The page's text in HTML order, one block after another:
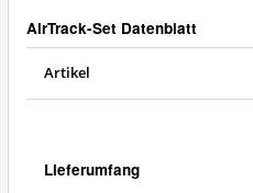
Zusammenfassung:
Was
bietet
AirTrack-
AirTrack-Set Datenblatt
Artikel
Lieferumfang
AirTrack-
Set?